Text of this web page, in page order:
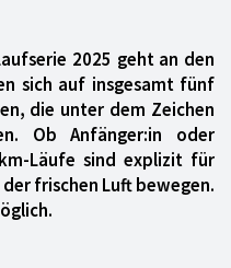
2025 geht an den
sich auf insgesamt fünf
die unter dem Zeichen
Ob Anfänger:in oder
Läufe sind explizit für
frischen Luft bewegen.